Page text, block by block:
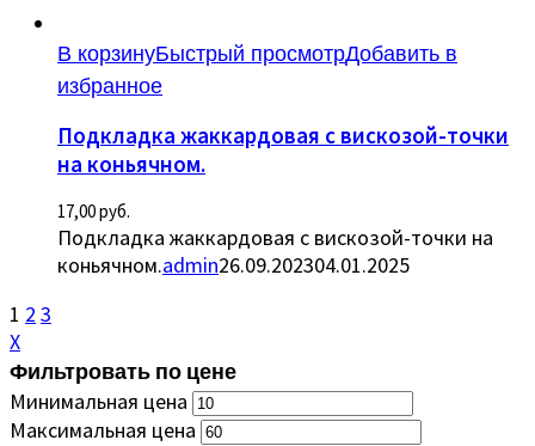
В корзинуБыстрый просмотрДобавить в
избранное
Подкладка жаккардовая с вискозой-точки
на коньячном.
17,00руб.
Подкладка жаккардовая с вискозой-точки на
коньячном.admin26.09.202304.01.2025
1 2 3
X
Фильтровать по цене
Минимальная цена
Максимальная цена